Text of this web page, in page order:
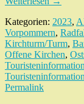
Kategorien: 2023,
Vorpommern,
Kirchturm/Turm,
Offene Kirchen,
Permalink